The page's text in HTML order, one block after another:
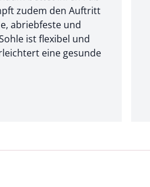
zudem den Auftritt
abriebfeste und
ist flexibel und
eine gesunde